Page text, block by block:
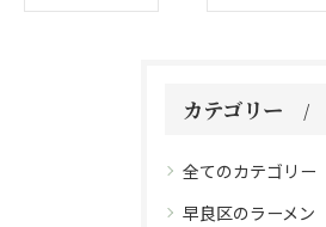
カテゴリー
全てのカテゴリー
早良区のラーメン